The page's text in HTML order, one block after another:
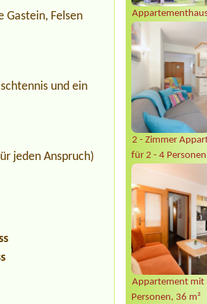
2 - Zimmer
für 2 - 4
Appartement mit
Personen, 36 m²
Gastein, Felsen
und ein
jeden Anspruch)